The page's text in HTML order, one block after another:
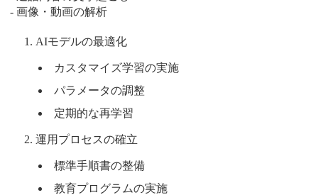
- 画像・動画の解析
AIモデルの最適化
カスタマイズ学習の実施
パラメータの調整
定期的な再学習
運用プロセスの確立
標準手順書の整備
教育プログラムの実施